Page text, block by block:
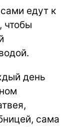
едут к
чтобы
день
сама